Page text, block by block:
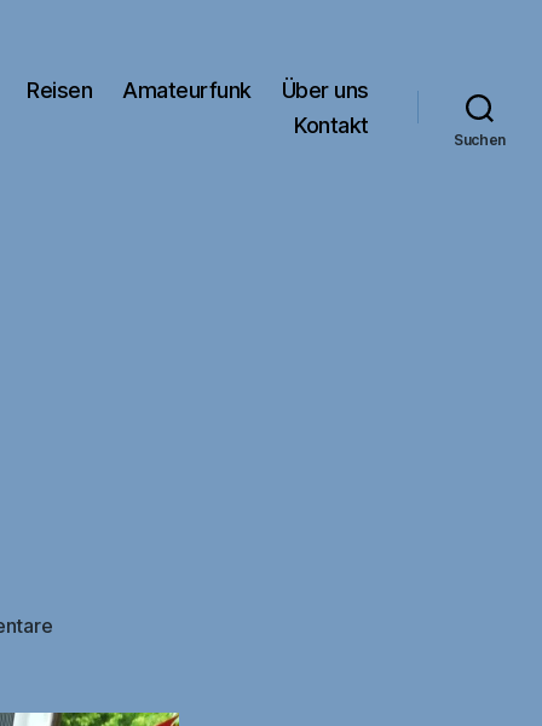
Reisen Amateurfunk
Über uns
Kontakt
Suchen
zu
-